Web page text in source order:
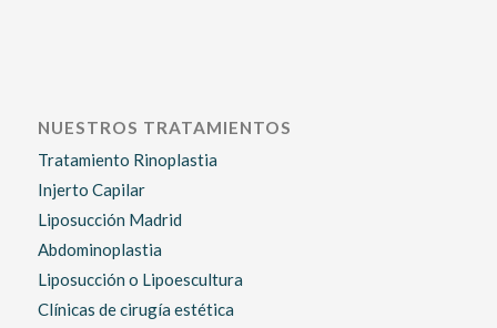
NUESTROS TRATAMIENTOS
Tratamiento Rinoplastia
Injerto Capilar
Liposucción Madrid
Abdominoplastia
Liposucción o Lipoescultura
Clínicas de cirugía estética